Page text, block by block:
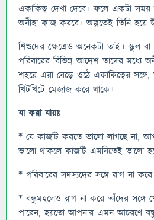
একাকিত্ব দেখা দেবে। ফলে একটা
অনীহা কাজ করবে। অল্পতেই তিনি হয়ে
শিশুদের ক্ষেত্রেও অনেকটা তাই। স্কুল বা
পরিবারের বিভিন্ন আদেশ তাদের মধ্যে
শহরে এরা বেড়ে ওঠে একাকিত্বের
খিটখিটে মেজাজ করে থাকে।
যা করা যায়ঃ
* যে কাজটি করতে ভালো লাগছে না,
ভালো থাকলে কাজটি এমনিতেই ভালো
* পরিবারের সদস্যদের সঙ্গে রাগ না
* বন্ধুমহলেও রাগ না করে তাঁদের সঙ্গে
পারেন, হয়তো আপনার এমন আচরণে